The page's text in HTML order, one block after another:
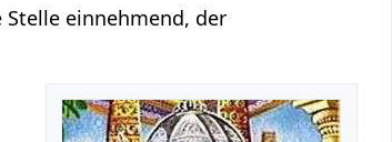
einnehmend, der